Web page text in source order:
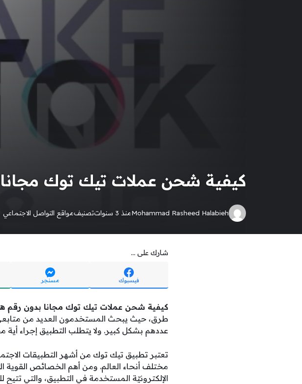
كيفية شحن عملات تيك توك
Mohammad Rasheed Halabiehمنذ 3 سنوات تصنيفمواقع التواصل الاجتماعي
شارك على ...
فيسبوك مسنجر
كيفية شحن عملات تيك توك مجانا بدون رقم
طرق، حيث يبحث المستخدمون العديد من
عددهم بشكل كبير. ولا يتطلب التطبيق إجراء أية
تعتبر تطبيق تيك توك من أشهر التطبيقات
مختلف أنحاء العالم. ومن أهم الخصائص القوية
الإلكترونيّة المستخدمة في التطبيق، والتي